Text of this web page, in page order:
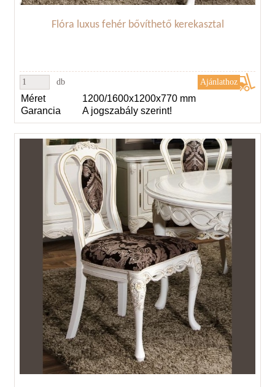
Flóra luxus fehér bővíthető kerekasztal
db
Méret
1200/1600x1200x770 mm
Garancia
A jogszabály szerint!